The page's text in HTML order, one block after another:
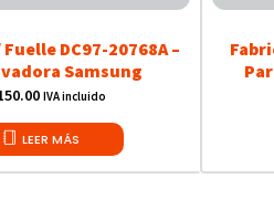
DC97-20768A –
Samsung
IVA incluido
LEER MÁS